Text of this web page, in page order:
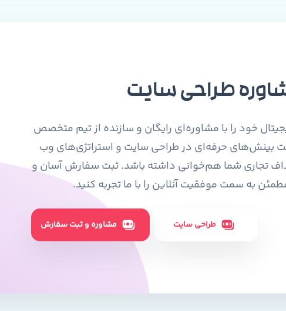
طراحی سایت
خود را با مشاوره‌ای رایگان و سازنده از تیم متخصص
بینش‌های حرفه‌ای در طراحی سایت و استراتژی‌های وب
تجاری شما هم‌خوانی داشته باشد. ثبت سفارش آسان و
به سمت موفقیت آنلاین را با ما تجربه کنید.
طراحی سایت مشاوره و ثبت سفارش